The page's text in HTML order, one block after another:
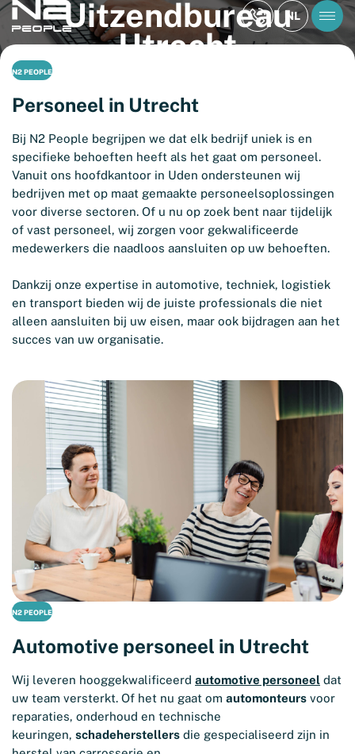
NL
Uitzendbureau
Utrecht
N2 PEOPLE
Personeel in Utrecht
Bij N2 People begrijpen we dat elk bedrijf uniek is en
specifieke behoeften heeft als het gaat om personeel.
Vanuit ons hoofdkantoor in Uden ondersteunen wij
bedrijven met op maat gemaakte personeelsoplossingen
voor diverse sectoren. Of u nu op zoek bent naar tijdelijk
of vast personeel, wij zorgen voor gekwalificeerde
medewerkers die naadloos aansluiten op uw behoeften.
Dankzij onze expertise in automotive, techniek, logistiek
en transport bieden wij de juiste professionals die niet
alleen aansluiten bij uw eisen, maar ook bijdragen aan het
succes van uw organisatie.
N2 PEOPLE
Automotive personeel in Utrecht
Wij leveren hooggekwalificeerd automotive personeel dat
uw team versterkt. Of het nu gaat om automonteurs voor
reparaties, onderhoud en technische
keuringen, schadeherstellers die gespecialiseerd zijn in